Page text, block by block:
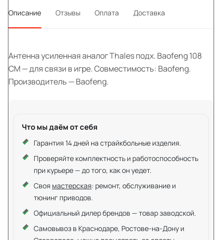
Описание Отзывы Оплата Доставка
Антенна усиленная аналог Thales подх. Baofeng 108
CM — для связи в игре. Совместимость: Baofeng.
Производитель — Baofeng.
Что мы даём от себя
Гарантия 14 дней на страйкбольные изделия.
Проверяйте комплектность и работоспособность
при курьере — до того, как он уедет.
Своя мастерская: ремонт, обслуживание и
тюнинг приводов.
Официальный дилер брендов — товар заводской.
Самовывоз в Краснодаре, Ростове-на-Дону и